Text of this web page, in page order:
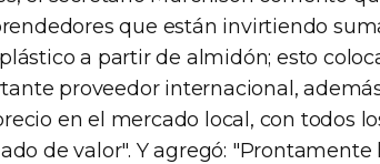
que están invirtiendo
a partir de almidón; esto
proveedor internacional,
en el mercado local, con todos
de valor". Y agregó: "Prontamente